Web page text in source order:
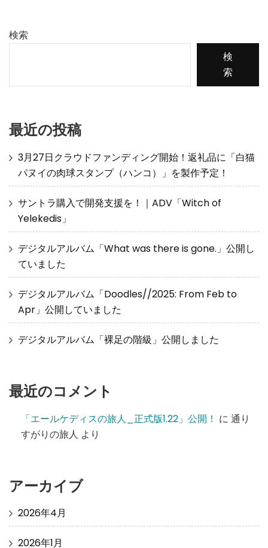
検索
検
索
最近の投稿
3月27日クラウドファンディング開始！返礼品に「白猫
パヌイの肉球スタンプ（ハンコ）」を製作予定！
サントラ購入で開発支援を！｜ADV「Witch of
Yelekedis」
デジタルアルバム「What was there is gone.」公開し
ていました
デジタルアルバム「Doodles//2025: From Feb to
Apr」公開していました
デジタルアルバム「裸足の階級」公開しました
最近のコメント
「エールケディスの旅人_正式版1.22」公開！ に 通り
すがりの旅人 より
アーカイブ
2026年4月
2026年1月